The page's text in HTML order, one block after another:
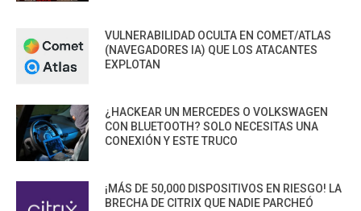
VULNERABILIDAD OCULTA EN COMET/ATLAS
(NAVEGADORES IA) QUE LOS ATACANTES
EXPLOTAN
¿HACKEAR UN MERCEDES O VOLKSWAGEN
CON BLUETOOTH? SOLO NECESITAS UNA
CONEXIÓN Y ESTE TRUCO
¡MÁS DE 50,000 DISPOSITIVOS EN RIESGO! LA
BRECHA DE CITRIX QUE NADIE PARCHEÓ